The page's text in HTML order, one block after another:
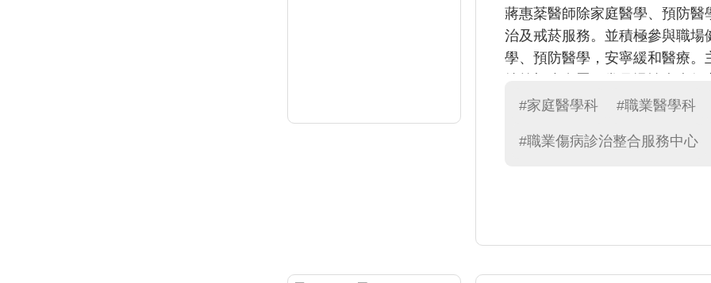
蔣惠棻醫師除家庭醫學、預防
治及戒菸服務。並積極參與職
學、預防醫學，安寧緩和醫療
菸方面提供衛教及諮詢。
#家庭醫學科 #職業醫學科
#職業傷病診治整合服務中心